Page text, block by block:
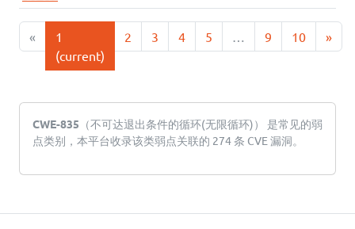
«
1
(current)
2 3 4 5 9 10 »
CWE-835 （不可达退出条件的循环(无限循环)） 是常见的弱
点类别，本平台收录该类弱点关联的 274 条 CVE 漏洞。